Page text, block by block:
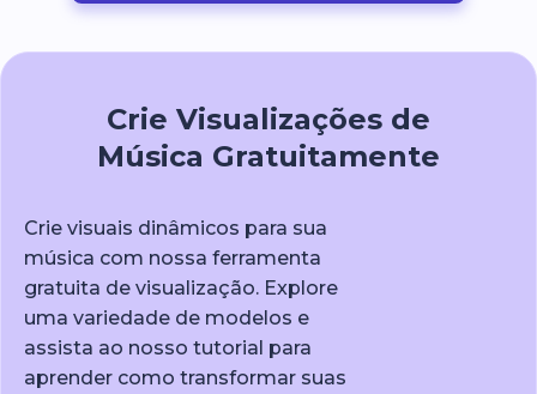
Crie Visualizações de
Música Gratuitamente
Crie visuais dinâmicos para sua
música com nossa ferramenta
gratuita de visualização. Explore
uma variedade de modelos e
assista ao nosso tutorial para
aprender como transformar suas